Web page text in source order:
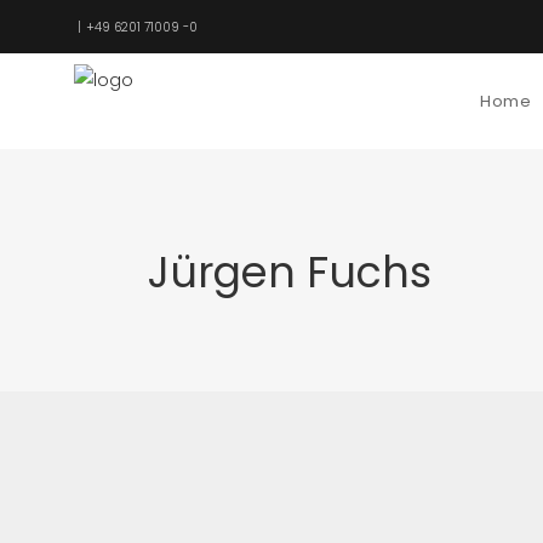
+49 6201 71009 -0
Home
Jürgen Fuchs